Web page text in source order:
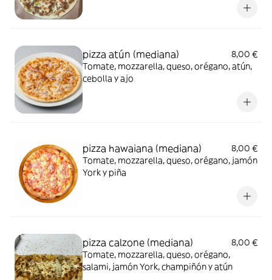
pizza atún (mediana)
8,00 €
Tomate, mozzarella, queso, orégano, atún,
cebolla y ajo
pizza hawaiana (mediana)
8,00 €
Tomate, mozzarella, queso, orégano, jamón
York y piña
pizza calzone (mediana)
8,00 €
Tomate, mozzarella, queso, orégano,
salami, jamón York, champiñón y atún